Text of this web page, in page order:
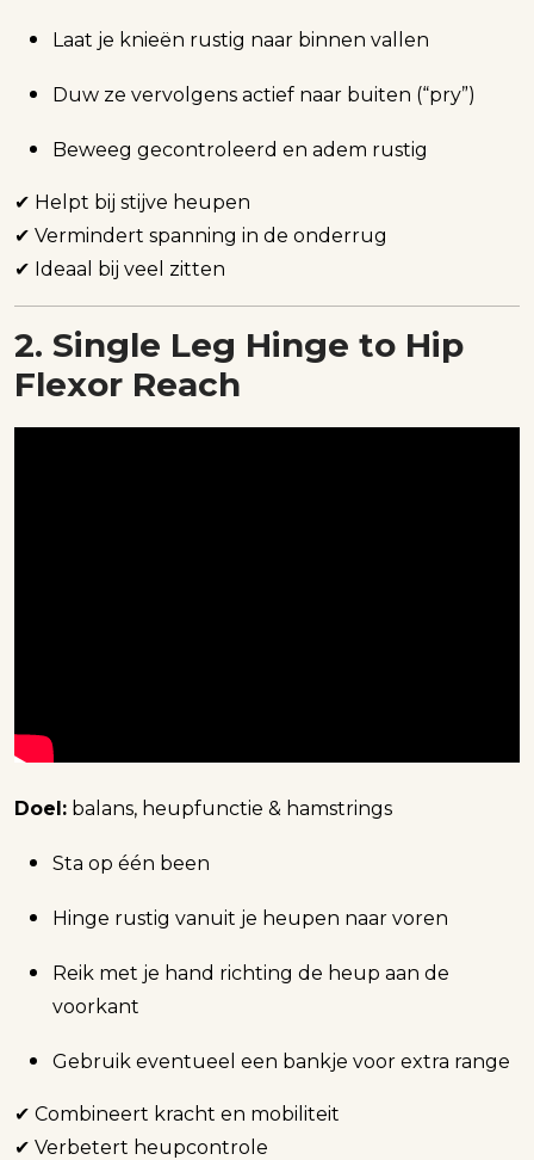
Laat je knieën rustig naar binnen vallen
Duw ze vervolgens actief naar buiten (“pry”)
Beweeg gecontroleerd en adem rustig
✔ Helpt bij stijve heupen
✔ Vermindert spanning in de onderrug
✔ Ideaal bij veel zitten
2. Single Leg Hinge to Hip
Flexor Reach
Doel: balans, heupfunctie & hamstrings
Sta op één been
Hinge rustig vanuit je heupen naar voren
Reik met je hand richting de heup aan de
voorkant
Gebruik eventueel een bankje voor extra range
✔ Combineert kracht en mobiliteit
✔ Verbetert heupcontrole